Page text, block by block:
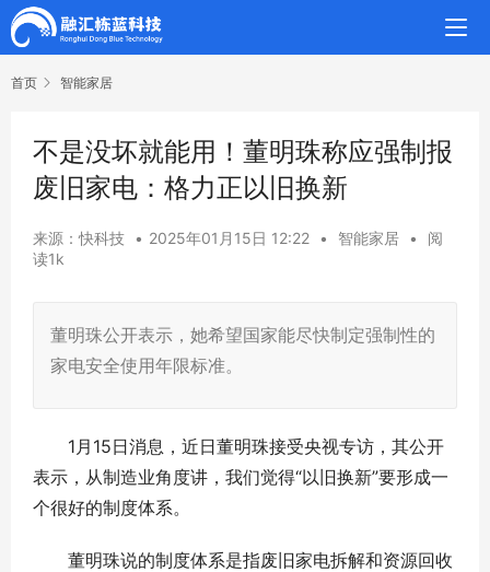
首页 智能家居
不是没坏就能用！董明珠称应强制报
废旧家电：格力正以旧换新
来源：快科技 • 2025年01月15日 12:22 • 智能家居 •
阅
读1k
董明珠公开表示，她希望国家能尽快制定强制性的
家电安全使用年限标准。
1月15日消息，近日董明珠接受央视专访，其公开
表示，从制造业角度讲，我们觉得“以旧换新”要形成一
个很好的制度体系。
董明珠说的制度体系是指废旧家电拆解和资源回收